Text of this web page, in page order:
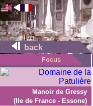
back
Manoir de Gressy
(Ile de France - Essone)